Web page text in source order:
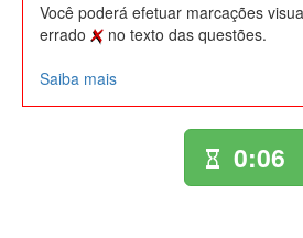
Você poderá efetuar marcações
errado
no texto das questões.
Saiba mais
0:07